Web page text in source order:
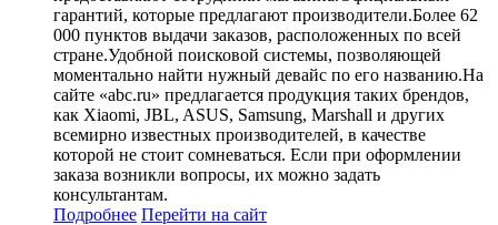
гарантий, которые предлагают производители.Более 62
000 пунктов выдачи заказов, расположенных по всей
стране.Удобной поисковой системы, позволяющей
моментально найти нужный девайс по его названию.На
сайте «abc.ru» предлагается продукция таких брендов,
как Xiaomi, JBL, ASUS, Samsung, Marshall и других
всемирно известных производителей, в качестве
которой не стоит сомневаться. Если при оформлении
заказа возникли вопросы, их можно задать
консультантам.
Подробнее Перейти на сайт